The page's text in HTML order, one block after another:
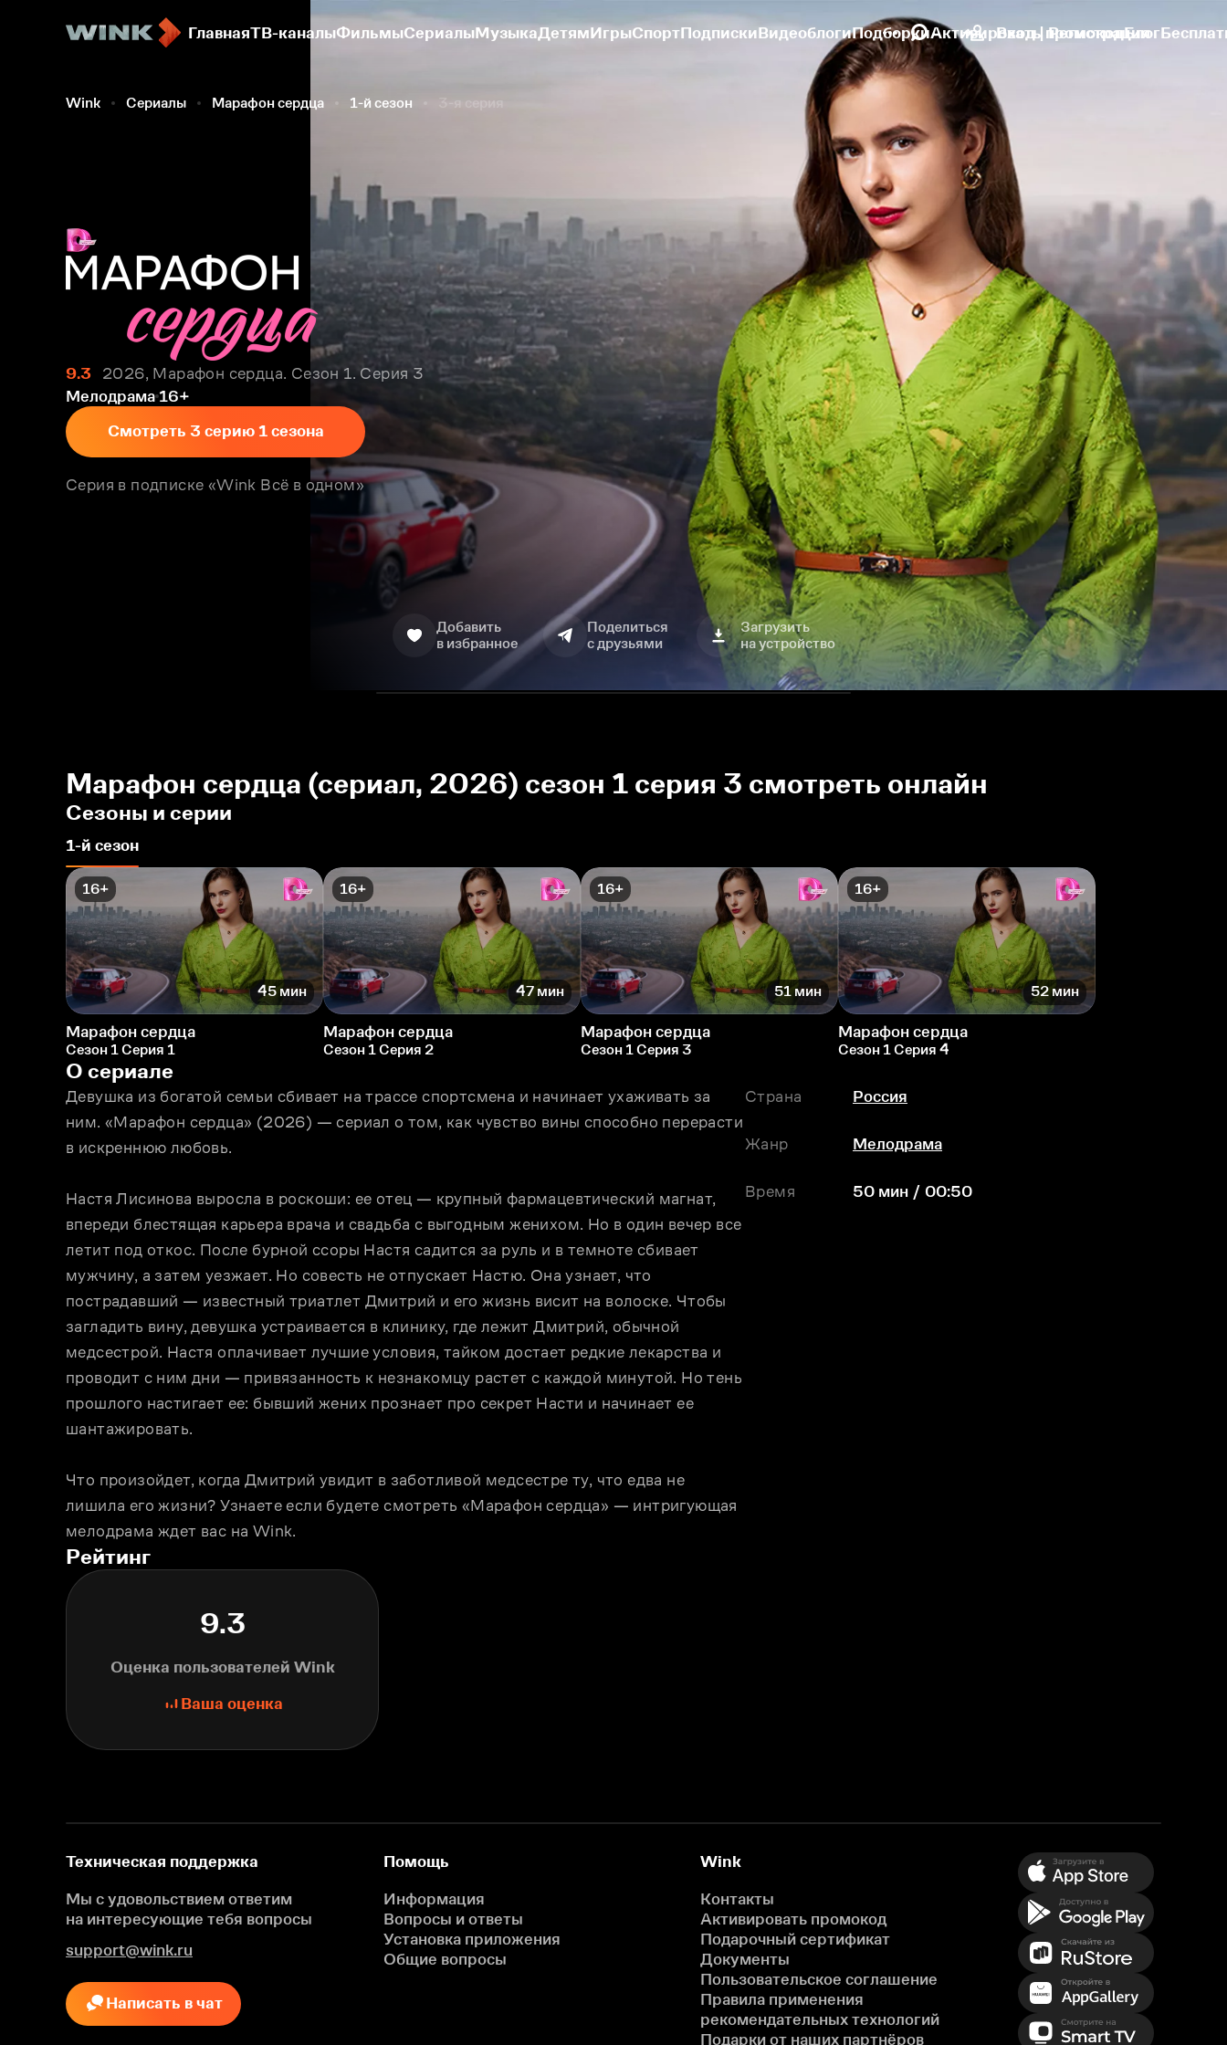
ГлавнаяТВ-каналыФильмыСериалыМузыкаДетямИгрыСпортПодпискиВидеоблогиПодборкиАктивировать промокодБлог
Вход | Регистрация
Wink Сериалы Марафон сердца 1-й сезон 3-я серия
9.3
2026, Марафон сердца. Сезон 1. Серия 3
Мелодрама 16+
Смотреть 3 серию 1 сезона
Серия в подписке «Wink Всё в одном»
Добавить
в избранное
Поделиться
с друзьями
Загрузить
на устройство
Марафон сердца (сериал, 2026) сезон 1 серия 3 смотреть онлайн
Сезоны и серии
1-й сезон
16+
45 мин
Марафон сердца
Сезон 1 Серия 1
16+
47 мин
Марафон сердца
Сезон 1 Серия 2
16+
51 мин
Марафон сердца
Сезон 1 Серия 3
16+
52 мин
Марафон сердца
Сезон 1 Серия 4
О сериале
Девушка из богатой семьи сбивает на трассе спортсмена и начинает ухаживать за
ним. «Марафон сердца» (2026) — сериал о том, как чувство вины способно перерасти
в искреннюю любовь.
Настя Лисинова выросла в роскоши: ее отец — крупный фармацевтический магнат,
впереди блестящая карьера врача и свадьба с выгодным женихом. Но в один вечер все
летит под откос. После бурной ссоры Настя садится за руль и в темноте сбивает
мужчину, а затем уезжает. Но совесть не отпускает Настю. Она узнает, что
пострадавший — известный триатлет Дмитрий и его жизнь висит на волоске. Чтобы
загладить вину, девушка устраивается в клинику, где лежит Дмитрий, обычной
медсестрой. Настя оплачивает лучшие условия, тайком достает редкие лекарства и
проводит с ним дни — привязанность к незнакомцу растет с каждой минутой. Но тень
прошлого настигает ее: бывший жених прознает про секрет Насти и начинает ее
шантажировать.
Что произойдет, когда Дмитрий увидит в заботливой медсестре ту, что едва не
лишила его жизни? Узнаете если будете смотреть «Марафон сердца» — интригующая
мелодрама ждет вас на Wink.
Страна Россия
Жанр Мелодрама
Время 50 мин / 00:50
Рейтинг
9.3
Оценка пользователей Wink
Ваша оценка
Техническая поддержка
Мы с удовольствием ответим
на интересующие тебя вопросы
support@wink.ru
Написать в чат
Помощь
Информация
Вопросы и ответы
Установка приложения
Общие вопросы
Wink
Контакты
Активировать промокод
Подарочный сертификат
Документы
Пользовательское соглашение
Правила применения
рекомендательных технологий
Подарки от наших партнёров